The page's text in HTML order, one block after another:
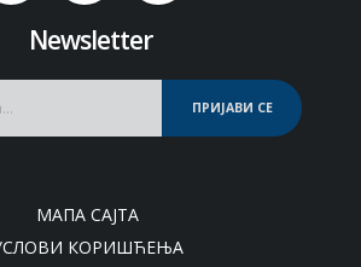
Newsletter
ПРИЈАВИ СЕ
МАПА САЈТА
КОРИШЋЕЊА